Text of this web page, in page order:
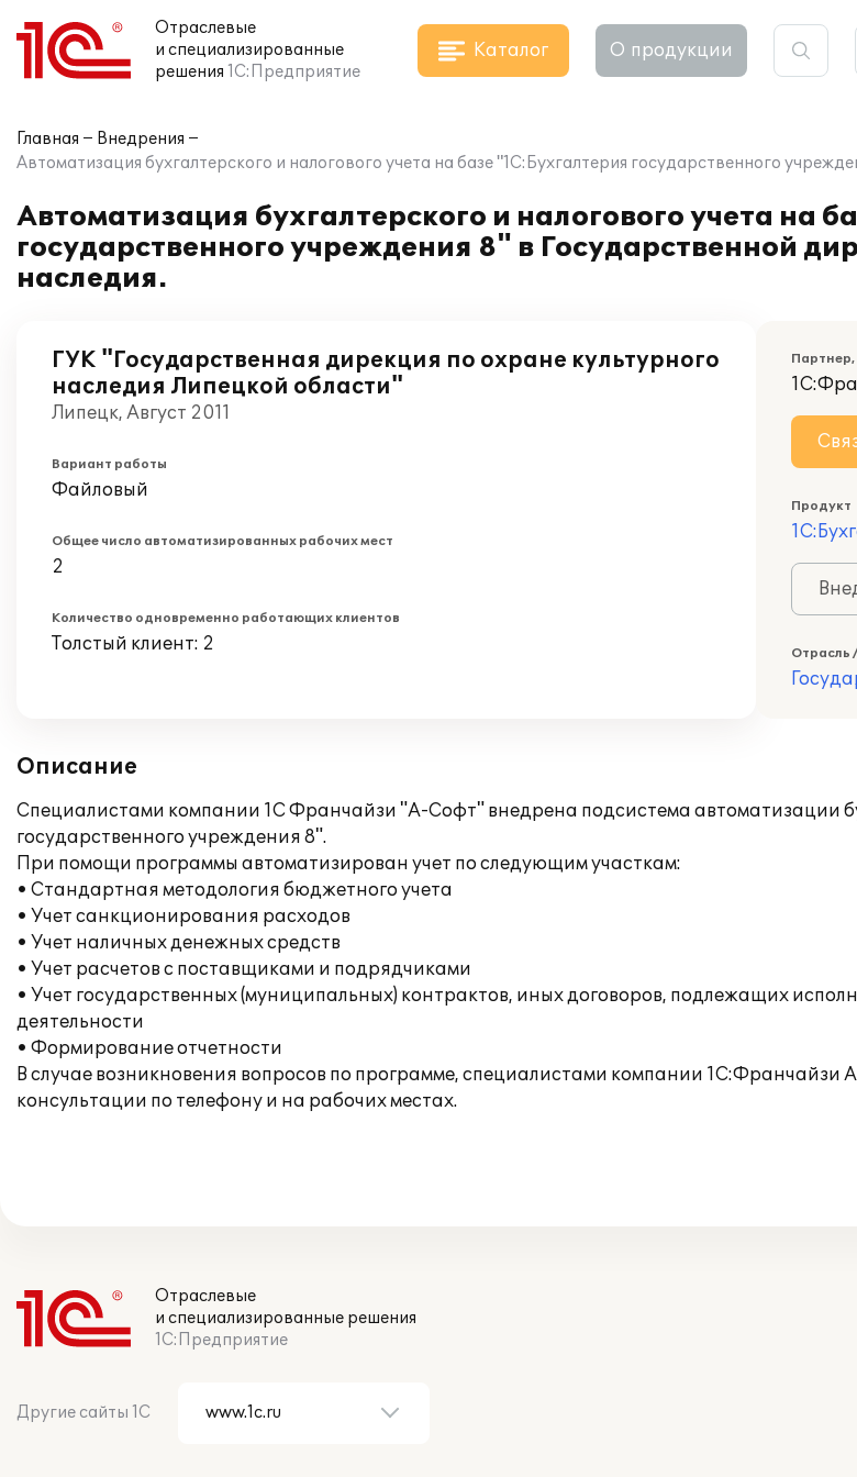
Отраслевые
и специализированные
решения 1С:Предприятие
Каталог О продукции
Главная
Внедрения
Автоматизация бухгалтерского и налогового учета на базе "1С:Бухгалтерия государственного
Автоматизация бухгалтерского и налогового учета на
государственного учреждения 8" в Государственной
наследия.
ГУК "Государственная дирекция по охране культурного
наследия Липецкой области"
Липецк, Август 2011
Вариант работы
Файловый
Общее число автоматизированных рабочих мест
2
Количество одновременно работающих клиентов
Толстый клиент: 2
Продукт
Отрасль
Описание
Специалистами компании 1С Франчайзи "А-Софт" внедрена подсистема автоматизации
государственного учреждения 8".
При помощи программы автоматизирован учет по следующим участкам:
• Стандартная методология бюджетного учета
• Учет санкционирования расходов
• Учет наличных денежных средств
• Учет расчетов с поставщиками и подрядчиками
• Учет государственных (муниципальных) контрактов, иных договоров, подлежащих
деятельности
• Формирование отчетности
В случае возникновения вопросов по программе, специалистами компании 1С:Франчайзи
консультации по телефону и на рабочих местах.
Отраслевые
и специализированные решения
1С:Предприятие
Другие сайты 1С